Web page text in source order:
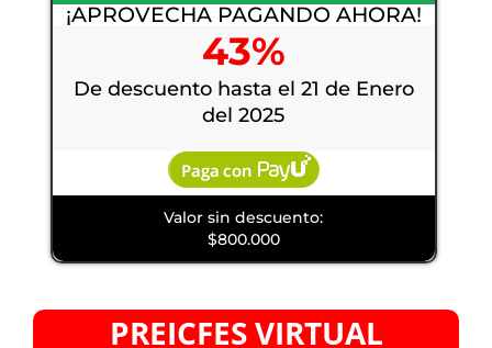
¡APROVECHA PAGANDO AHORA!
43%
De descuento hasta el 21 de Enero
del 2025
Valor sin descuento:
$800.000
PREICFES VIRTUAL